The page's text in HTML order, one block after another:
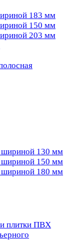
183 мм
150 мм
203 мм
130 мм
150 мм
180 мм
и плитки ПВХ